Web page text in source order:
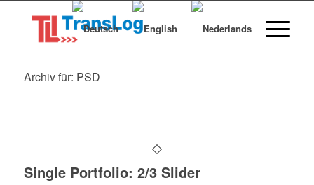
Archiv für: PSD
Single Portfolio: 2/3 Slider